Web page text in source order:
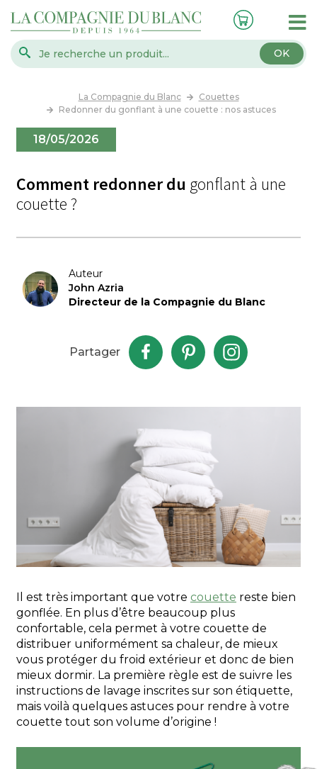
OK
La Compagnie du Blanc
Couettes
Redonner du gonflant à une couette : nos astuces
18/05/2026
Comment redonner du gonflant à une
couette ?
Auteur
John Azria
Directeur de la Compagnie du Blanc
Partager
Il est très important que votre couette reste bien
gonflée. En plus d’être beaucoup plus
confortable, cela permet à votre couette de
distribuer uniformément sa chaleur, de mieux
vous protéger du froid extérieur et donc de bien
mieux dormir. La première règle est de suivre les
instructions de lavage inscrites sur son étiquette,
mais voilà quelques astuces pour rendre à votre
couette tout son volume d’origine !